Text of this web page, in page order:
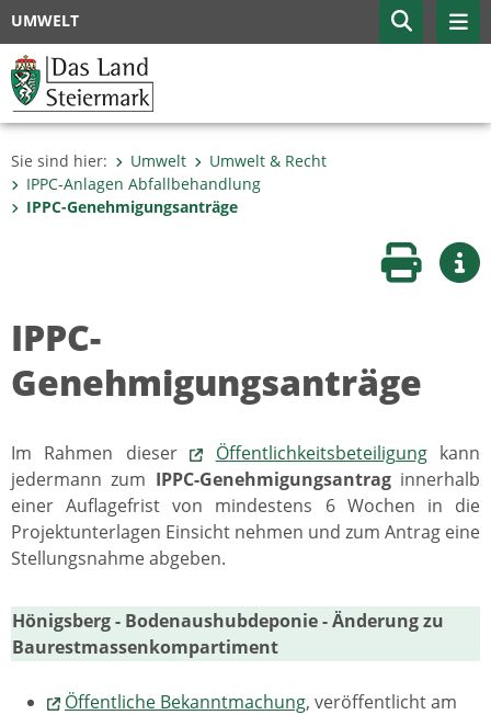
UMWELT
Sie sind hier: Umwelt
Umwelt & Recht
IPPC-Anlagen Abfallbehandlung
IPPC-Genehmigungsanträge
Seite
IPPC-
Genehmigungsanträge
Im Rahmen dieser Öffentlichkeitsbeteiligungkann
jedermann zum IPPC-Genehmigungsantraginnerhalb
einer Auflagefrist von mindestens 6 Wochen in die
Projektunterlagen Einsicht nehmen und zum Antrag eine
Stellungsnahme abgeben.
Hönigsberg - Bodenaushubdeponie - Änderung zu
Baurestmassenkompartiment
Öffentliche Bekanntmachung, veröffentlicht am